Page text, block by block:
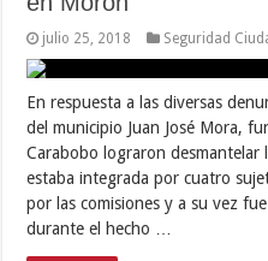
julio 25, 2018 Seguridad
En respuesta a las diversas
del municipio Juan José Mora,
Carabobo lograron desmantelar
estaba integrada por cuatro
por las comisiones y a su vez
durante el hecho …